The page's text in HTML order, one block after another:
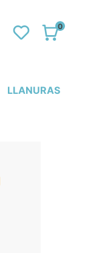
LLANURAS
0